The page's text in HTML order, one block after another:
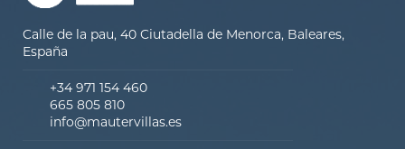
Calle de la pau, 40 Ciutadella de Menorca, Baleares,
España
+34 971 154 460
665 805 810
info@mautervillas.es